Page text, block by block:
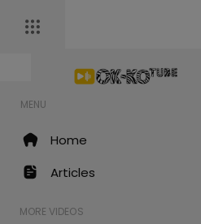
MENU
Home
Articles
MORE VIDEOS